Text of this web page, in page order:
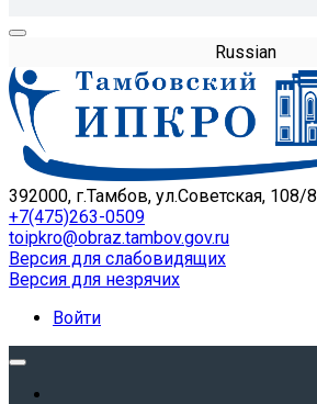
Russian
392000, г.Тамбов, ул.Советская, 108/8
+7(475)263-0509
toipkro@obraz.tambov.gov.ru
Версия для слабовидящих
Версия для незрячих
Войти